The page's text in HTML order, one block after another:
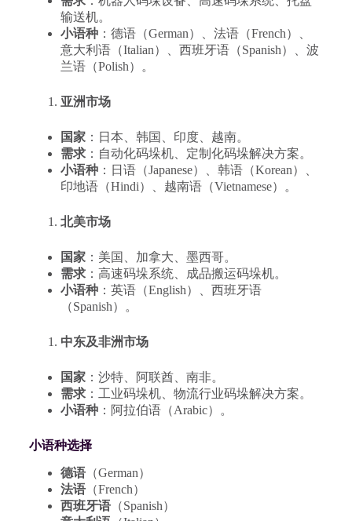
输送机。
小语种：德语（German）、法语（French）、
意大利语（Italian）、西班牙语（Spanish）、波
兰语（Polish）。
亚洲市场
国家：日本、韩国、印度、越南。
需求：自动化码垛机、定制化码垛解决方案。
小语种：日语（Japanese）、韩语（Korean）、
印地语（Hindi）、越南语（Vietnamese）。
北美市场
国家：美国、加拿大、墨西哥。
需求：高速码垛系统、成品搬运码垛机。
小语种：英语（English）、西班牙语
（Spanish）。
中东及非洲市场
国家：沙特、阿联酋、南非。
需求：工业码垛机、物流行业码垛解决方案。
小语种：阿拉伯语（Arabic）。
小语种选择
德语（German）
法语（French）
西班牙语（Spanish）